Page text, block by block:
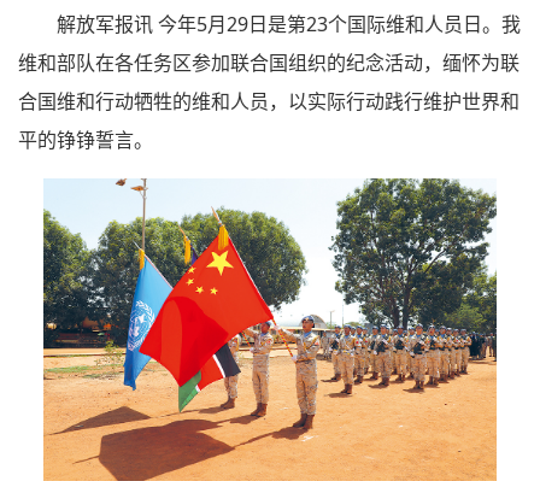
解放军报讯 今年5月29日是第23个国际维和人员日。我
维和部队在各任务区参加联合国组织的纪念活动，缅怀为联
合国维和行动牺牲的维和人员，以实际行动践行维护世界和
平的铮铮誓言。